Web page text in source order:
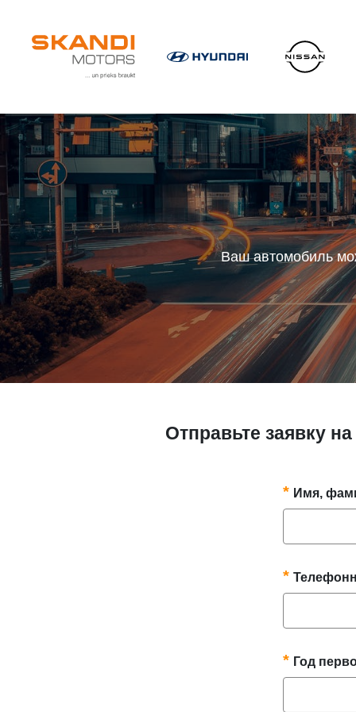
Ваш автомобиль
Oтправьте заявку
Имя,
Год